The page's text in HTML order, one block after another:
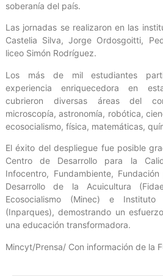
soberanía del país.
Las jornadas se realizaron en las
Castelia Silva, Jorge Ordosgoitti,
liceo Simón Rodríguez.
Los más de mil estudiantes
experiencia enriquecedora en
cubrieron diversas áreas del
microscopía, astronomía, robótica,
ecosocialismo, física, matemáticas,
El éxito del despliegue fue posible
Centro de Desarrollo para la
Infocentro, Fundambiente,
Desarrollo de la Acuicultura
Ecosocialismo (Minec) e
(Inparques), demostrando un
una educación transformadora.
Mincyt/Prensa/ Con información de la